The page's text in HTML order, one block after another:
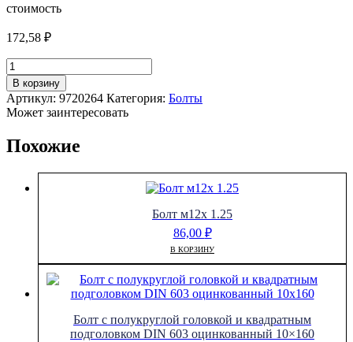
стоимость
172,58 ₽
Количество
товара
Болт
с
полукруглой
и
подголовком
DIN
В корзину
Артикул: 9720264 Категория: Болты
Может заинтересовать
Похожие
Болт м12х 1.25
86,00 ₽
В КОРЗИНУ
Болт с полукруглой головкой и квадратным
подголовком DIN 603 оцинкованный 10×160